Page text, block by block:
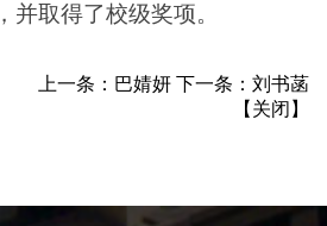
并取得了校级奖项。
上一条： 巴婧妍 下一条： 刘书菡
【 关闭 】